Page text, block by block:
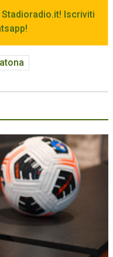
Iscriviti